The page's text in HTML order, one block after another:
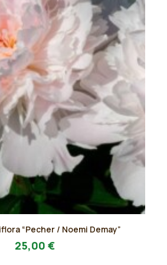
“Pecher / Noemi Demay”
25,00 €